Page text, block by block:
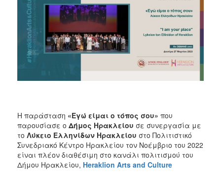
2010
ΗΡΑΚΛΕΙΟ
Η παράσταση «Εγώ είμαι ο τόπος σου» που
παρουσίασε ο Δήμος Ηρακλείου σε συνεργασία με
το Λύκειο Ελληνίδων Ηρακλείου στο Πολιτιστικό
Συνεδριακό Κέντρο Ηρακλείου τον Νοέμβριο του 2022
είναι πλέον διαθέσιμη στο κανάλι πολιτισμού του
Δήμου Ηρακλείου, Heraklion Arts and Culture